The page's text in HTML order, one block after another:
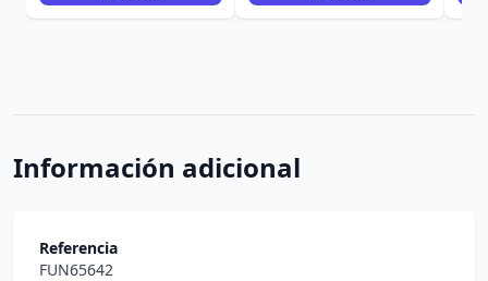
Información adicional
Referencia
FUN65642